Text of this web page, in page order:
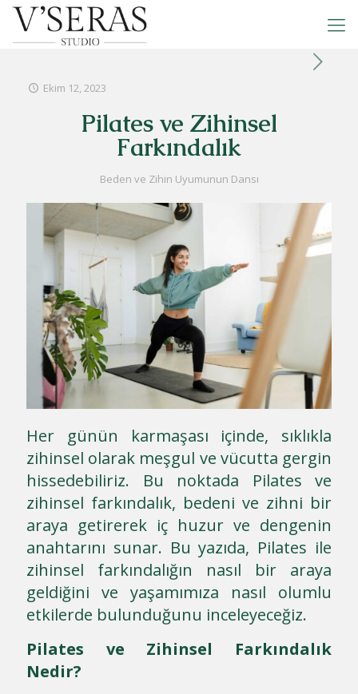
Ekim 12, 2023
Pilates ve Zihinsel
Farkındalık
Beden ve Zihin Uyumunun Dansı
Her günün karmaşası içinde, sıklıkla
zihinsel olarak meşgul ve vücutta gergin
hissedebiliriz. Bu noktada Pilates ve
zihinsel farkındalık, bedeni ve zihni bir
araya getirerek iç huzur ve dengenin
anahtarını sunar. Bu yazıda, Pilates ile
zihinsel farkındalığın nasıl bir araya
geldiğini ve yaşamımıza nasıl olumlu
etkilerde bulunduğunu inceleyeceğiz.
Pilates ve Zihinsel Farkındalık
Nedir?